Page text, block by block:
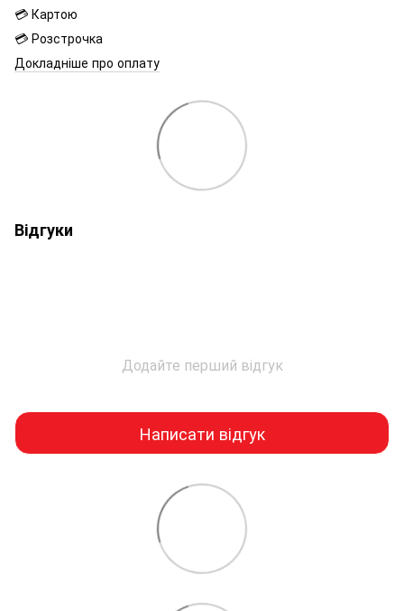
💳 Картою
💳 Розстрочка
Докладніше про оплату
Відгуки
Додайте перший відгук
Написати відгук